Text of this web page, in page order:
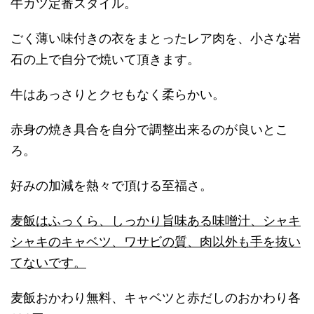
牛カツ定番スタイル。
ごく薄い味付きの衣をまとったレア肉を、小さな岩
石の上で自分で焼いて頂きます。
牛はあっさりとクセもなく柔らかい。
赤身の焼き具合を自分で調整出来るのが良いとこ
ろ。
好みの加減を熱々で頂ける至福さ。
麦飯はふっくら、しっかり旨味ある味噌汁、シャキ
シャキのキャベツ、ワサビの質、肉以外も手を抜い
てないです。
麦飯おかわり無料、キャベツと赤だしのおかわり各